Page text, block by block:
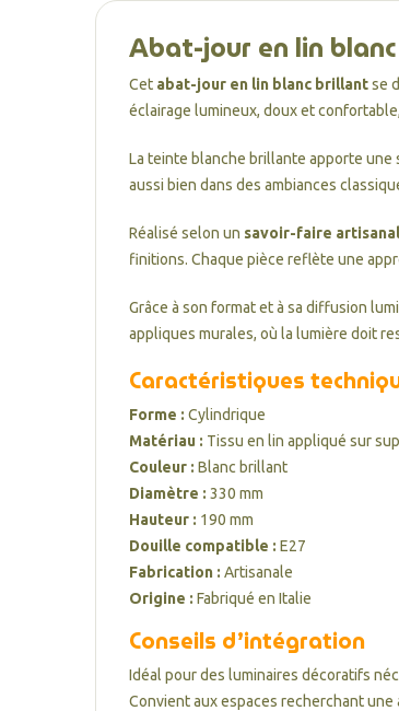
Abat-jour en lin
Cet abat-jour en lin blanc brillantse
éclairage lumineux, doux et
La teinte blanche brillante apporte une
aussi bien dans des ambiances
Réalisé selon un savoir-faire
finitions. Chaque pièce reflète une
Grâce à son format et à sa diffusion
appliques murales, où la lumière doit
Caractéristiques
Forme : Cylindrique
Matériau : Tissu en lin appliqué sur
Couleur : Blanc brillant
Diamètre : 330 mm
Hauteur : 190 mm
Douille compatible : E27
Fabrication : Artisanale
Origine : Fabriqué en Italie
Conseils d’intégration
Idéal pour des luminaires décoratifs
Convient aux espaces recherchant